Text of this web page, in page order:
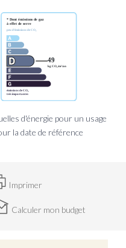
d'énergie pour un usage
la date de référence
Imprimer
Calculer mon budget